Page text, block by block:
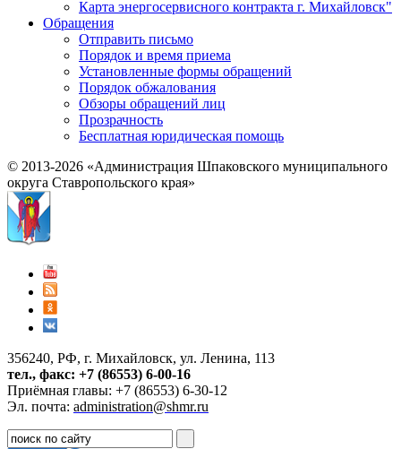
Карта энергосервисного контракта г. Михайловск"
Обращения
Отправить письмо
Порядок и время приема
Установленные формы обращений
Порядок обжалования
Обзоры обращений лиц
Прозрачность
Бесплатная юридическая помощь
© 2013-2026 «Администрация Шпаковского муниципального
округа Ставропольского края»
356240, РФ, г. Михайловск, ул. Ленина, 113
тел., факс: +7 (86553) 6-00-16
Приёмная главы: +7 (86553) 6-30-12
Эл. почта: administration@shmr.ru